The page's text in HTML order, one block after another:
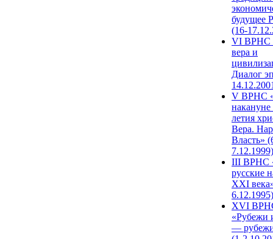
будущее
(16-
VI ВРНС
вера и
Диалог
V ВРНС
накануне
летия
Вера.
Власть»
7.12.1999)
III ВРНС
русские
XXI
6.12.1995)
XVI
«Рубежи
—